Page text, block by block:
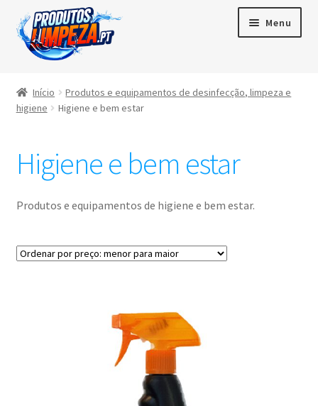
Menu
Contactos
Início
Produtos e equipamentos de desinfecção, limpeza e
higiene
Higiene e bem estar
Higiene e bem estar
Produtos e equipamentos de higiene e bem estar.